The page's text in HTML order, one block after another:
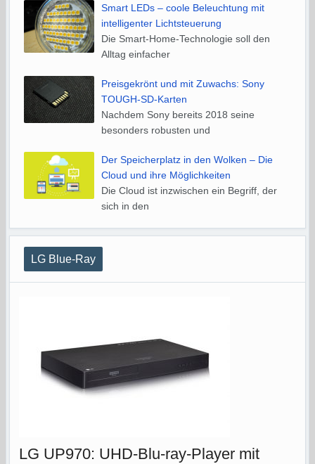
Smart LEDs – coole Beleuchtung mit
intelligenter Lichtsteuerung
Die Smart-Home-Technologie soll den
Alltag einfacher
Preisgekrönt und mit Zuwachs: Sony
TOUGH-SD-Karten
Nachdem Sony bereits 2018 seine
besonders robusten und
Der Speicherplatz in den Wolken – Die
Cloud und ihre Möglichkeiten
Die Cloud ist inzwischen ein Begriff, der
sich in den
LG Blue-Ray
LG UP970: UHD-Blu-ray-Player mit